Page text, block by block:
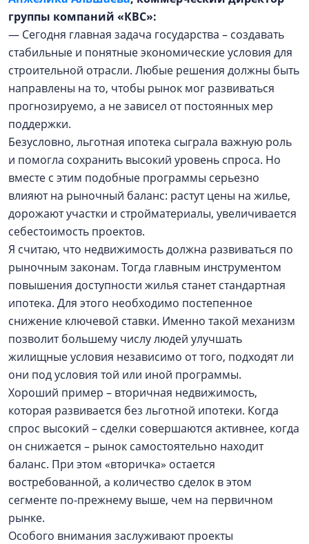
группы компаний «КВС»:
— Сегодня главная задача государства – создавать
стабильные и понятные экономические условия для
строительной отрасли. Любые решения должны быть
направлены на то, чтобы рынок мог развиваться
прогнозируемо, а не зависел от постоянных мер
поддержки.
Безусловно, льготная ипотека сыграла важную роль
и помогла сохранить высокий уровень спроса. Но
вместе с этим подобные программы серьезно
влияют на рыночный баланс: растут цены на жилье,
дорожают участки и стройматериалы, увеличивается
себестоимость проектов.
Я считаю, что недвижимость должна развиваться по
рыночным законам. Тогда главным инструментом
повышения доступности жилья станет стандартная
ипотека. Для этого необходимо постепенное
снижение ключевой ставки. Именно такой механизм
позволит большему числу людей улучшать
жилищные условия независимо от того, подходят ли
они под условия той или иной программы.
Хороший пример – вторичная недвижимость,
которая развивается без льготной ипотеки. Когда
спрос высокий – сделки совершаются активнее, когда
он снижается – рынок самостоятельно находит
баланс. При этом «вторичка» остается
востребованной, а количество сделок в этом
сегменте по-прежнему выше, чем на первичном
рынке.
Особого внимания заслуживают проекты